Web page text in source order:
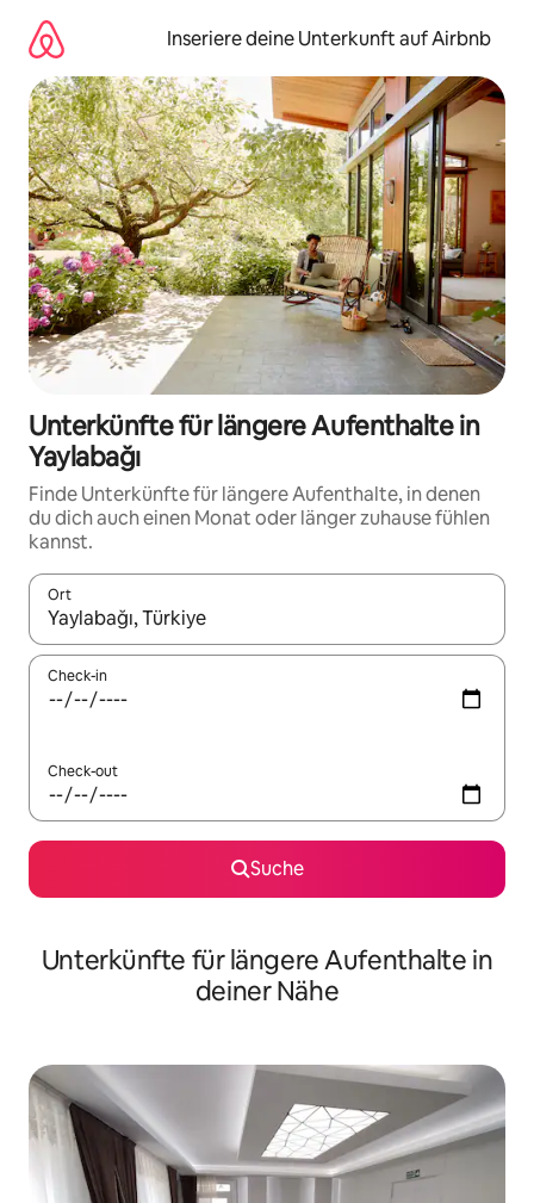
Inhalten
springen
Inseriere deine Unterkunft auf Airbnb
Unterkünfte für längere Aufenthalte in
Yaylabağı
Finde Unterkünfte für längere Aufenthalte, in denen
du dich auch einen Monat oder länger zuhause fühlen
kannst.
Ort
Wenn Ergebnisse verfügbar sind, navigiere mit den
Check-in
Check-out
Suche
Unterkünfte für längere Aufenthalte in
deiner Nähe